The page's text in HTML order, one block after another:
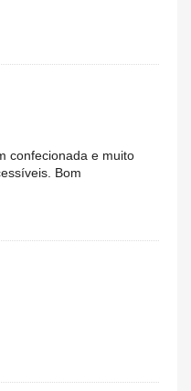
confecionada e muito
Bom